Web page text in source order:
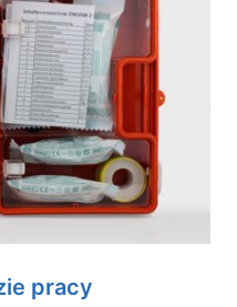
pracy